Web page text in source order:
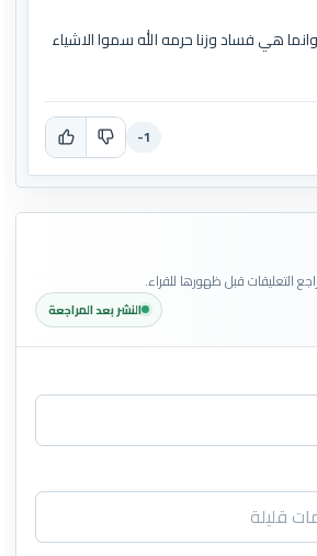
هي فساد وزنا حرمه الله سموا الاشياء
-1
التعليقات قبل ظهورها للقراء.
النشر بعد المراجعة